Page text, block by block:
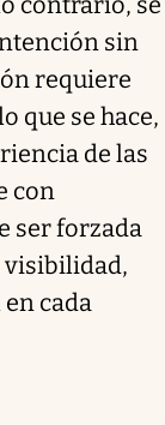
sin
requiere
que se hace,
de las
con
ser forzada
visibilidad,
cada